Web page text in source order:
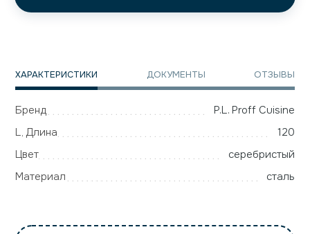
ХАРАКТЕРИСТИКИ ДОКУМЕНТЫ ОТЗЫВЫ
Бренд
P.L. Proff Cuisine
L, Длина
120
Цвет
серебристый
Материал
сталь